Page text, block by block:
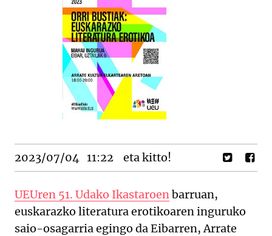
2023/07/04 11:22 eta kitto!
UEUren 51. Udako Ikastaroenbarruan,
euskarazko literatura erotikoaren inguruko
saio-osagarria egingo da Eibarren, Arrate